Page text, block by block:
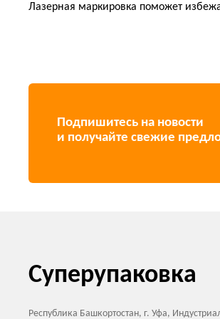
Лазерная маркировка поможет
Подпишитесь на новости
и получайте свежие
Суперупаковка
Республика Башкортостан, г. Уфа,